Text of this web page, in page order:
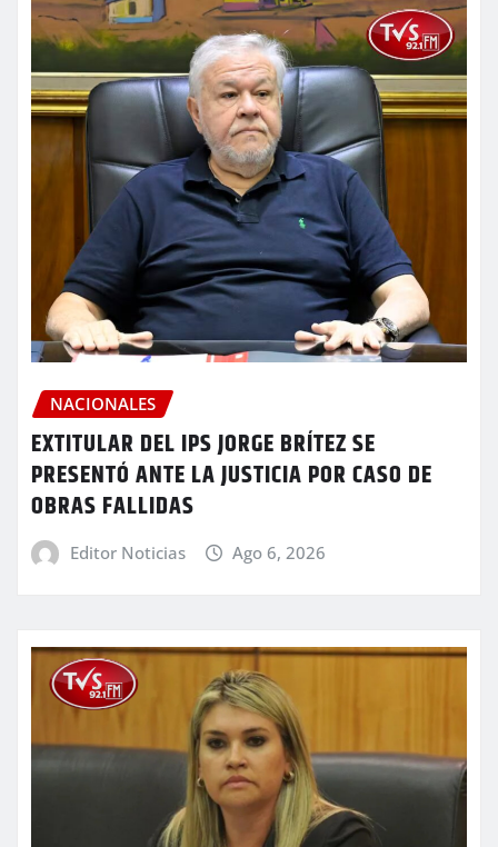
NACIONALES
EXTITULAR DEL IPS JORGE BRÍTEZ SE
PRESENTÓ ANTE LA JUSTICIA POR CASO DE
OBRAS FALLIDAS
Editor Noticias Ago 6, 2026